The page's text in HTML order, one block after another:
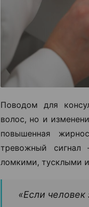
Поводом для
волос, но и
повышенная
тревожный сигнал
ломкими, тусклыми
«Если